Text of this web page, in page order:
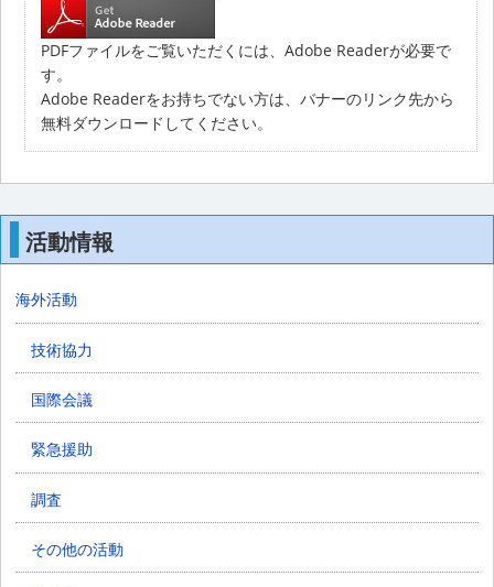
PDFファイルをご覧いただくには、Adobe Readerが必要で
す。
Adobe Readerをお持ちでない方は、バナーのリンク先から
無料ダウンロードしてください。
活動情報
海外活動
技術協力
国際会議
緊急援助
調査
その他の活動